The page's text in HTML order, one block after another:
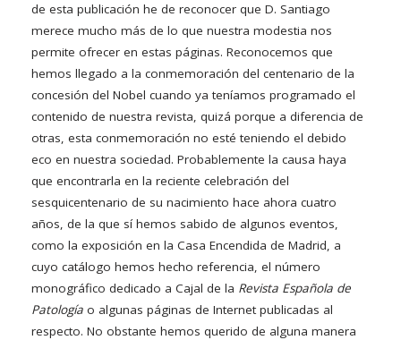
de esta publicación he de reconocer que D. Santiago
merece mucho más de lo que nuestra modestia nos
permite ofrecer en estas páginas. Reconocemos que
hemos llegado a la conmemoración del centenario de la
concesión del Nobel cuando ya teníamos programado el
contenido de nuestra revista, quizá porque a diferencia de
otras, esta conmemoración no esté teniendo el debido
eco en nuestra sociedad. Probablemente la causa haya
que encontrarla en la reciente celebración del
sesquicentenario de su nacimiento hace ahora cuatro
años, de la que sí hemos sabido de algunos eventos,
como la exposición en la Casa Encendida de Madrid, a
cuyo catálogo hemos hecho referencia, el número
monográfico dedicado a Cajal de la Revista Española de
Patología o algunas páginas de Internet publicadas al
respecto. No obstante hemos querido de alguna manera